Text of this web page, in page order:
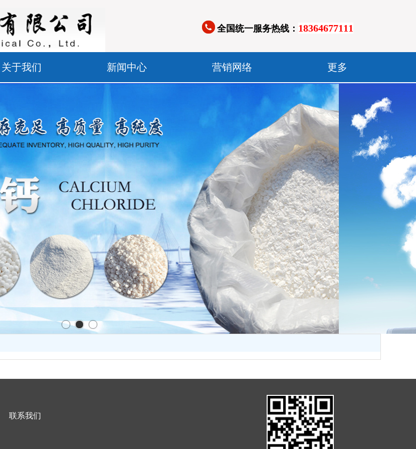
全国统一服务热线： 18364677111
关于我们 新闻中心 营销网络 更多
联系我们